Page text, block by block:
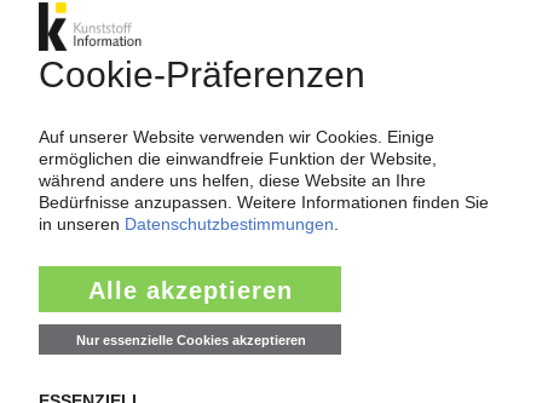
Verkauf der Automobil-Sparte mit Innenraum-
Komponenten und Sitzen wird geprüft /
Stärkere Diversifizierung angestrebt